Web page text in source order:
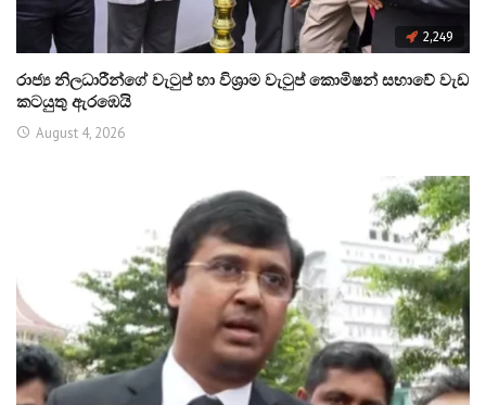
2,249
රාජ්‍ය නිලධාරීන්ගේ වැටුප් හා විශ්‍රාම වැටුප් කොමිෂන් සභාවේ වැඩ
කටයුතු ඇරඹෙයි
August 4, 2026